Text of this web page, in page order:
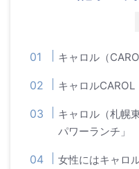
キャロル（
キャロル
キャロル（札幌
パワーランチ」
女性にはキャロ